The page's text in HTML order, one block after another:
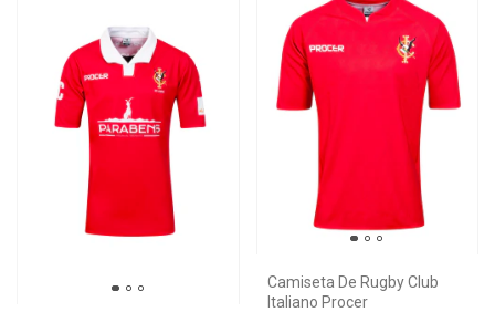
Camiseta De Rugby Club
Italiano Procer